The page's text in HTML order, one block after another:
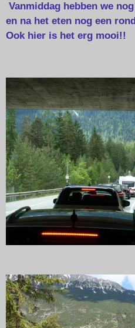
Vanmiddag hebben we
en na het eten nog een
Ook hier is het erg mooi!!